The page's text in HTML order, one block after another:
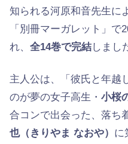
知られる河原和音先生に
「別冊マーガレット」で
れ、 全14巻で完結しまし
主人公は、「彼氏と年越
のが夢の女子高生・ 小桜
合コンで出会った、落ち
也（きりやま なおや） に